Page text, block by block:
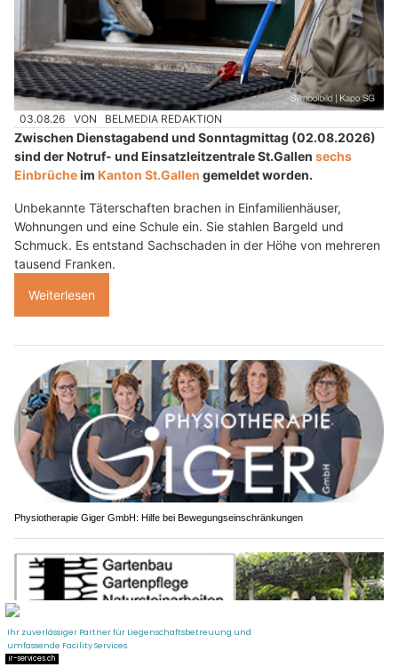
03.08.26 VON BELMEDIA REDAKTION
Zwischen Dienstagabend und Sonntagmittag (02.08.2026)
sind der Notruf- und Einsatzleitzentrale St.Gallen sechs
Einbrücheim Kanton St.Gallen gemeldet worden.
Unbekannte Täterschaften brachen in Einfamilienhäuser,
Wohnungen und eine Schule ein. Sie stahlen Bargeld und
Schmuck. Es entstand Sachschaden in der Höhe von mehreren
tausend Franken.
Weiterlesen
Physiotherapie Giger GmbH: Hilfe bei Bewegungseinschränkungen